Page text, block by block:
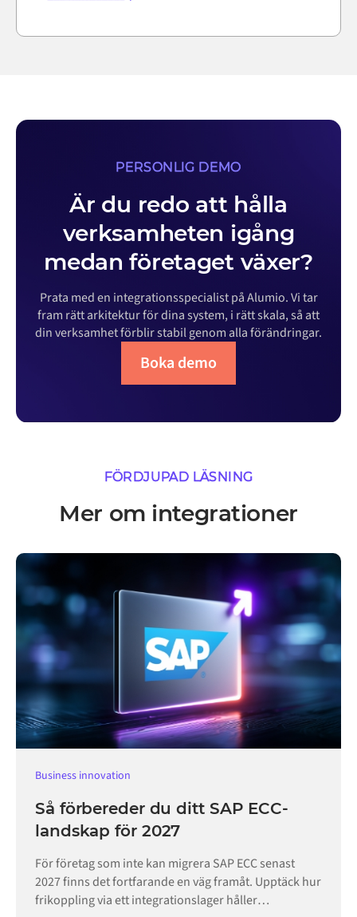
PERSONLIG DEMO
Är du redo att hålla
verksamheten igång
medan företaget växer?
Prata med en integrationsspecialist på Alumio. Vi tar
fram rätt arkitektur för dina system, i rätt skala, så att
din verksamhet förblir stabil genom alla förändringar.
Boka demo
FÖRDJUPAD LÄSNING
Mer om integrationer
Business innovation
Så förbereder du ditt SAP ECC-
landskap för 2027
För företag som inte kan migrera SAP ECC senast
2027 finns det fortfarande en väg framåt. Upptäck hur
frikoppling via ett integrationslager håller